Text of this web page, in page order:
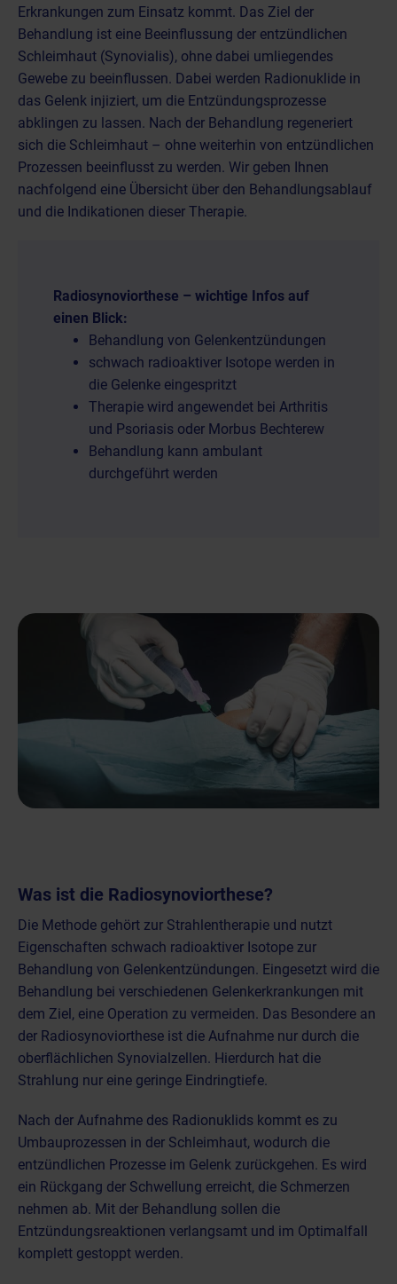
Erkrankungen zum Einsatz kommt. Das Ziel der
Behandlung ist eine Beeinflussung der entzündlichen
Schleimhaut (Synovialis), ohne dabei umliegendes
Gewebe zu beeinflussen. Dabei werden Radionuklide in
das Gelenk injiziert, um die Entzündungsprozesse
abklingen zu lassen. Nach der Behandlung regeneriert
sich die Schleimhaut – ohne weiterhin von entzündlichen
Prozessen beeinflusst zu werden. Wir geben Ihnen
nachfolgend eine Übersicht über den Behandlungsablauf
und die Indikationen dieser Therapie.
Radiosynoviorthese – wichtige Infos auf
einen Blick:
Behandlung von Gelenkentzündungen
schwach radioaktiver Isotope werden in
die Gelenke eingespritzt
Therapie wird angewendet bei Arthritis
und Psoriasis oder Morbus Bechterew
Behandlung kann ambulant
durchgeführt werden
Was ist die Radiosynoviorthese?
Die Methode gehört zur Strahlentherapie und nutzt
Eigenschaften schwach radioaktiver Isotope zur
Behandlung von Gelenkentzündungen. Eingesetzt wird die
Behandlung bei verschiedenen Gelenkerkrankungen mit
dem Ziel, eine Operation zu vermeiden. Das Besondere an
der Radiosynoviorthese ist die Aufnahme nur durch die
oberflächlichen Synovialzellen. Hierdurch hat die
Strahlung nur eine geringe Eindringtiefe.
Nach der Aufnahme des Radionuklids kommt es zu
Umbauprozessen in der Schleimhaut, wodurch die
entzündlichen Prozesse im Gelenk zurückgehen. Es wird
ein Rückgang der Schwellung erreicht, die Schmerzen
nehmen ab. Mit der Behandlung sollen die
Entzündungsreaktionen verlangsamt und im Optimalfall
komplett gestoppt werden.